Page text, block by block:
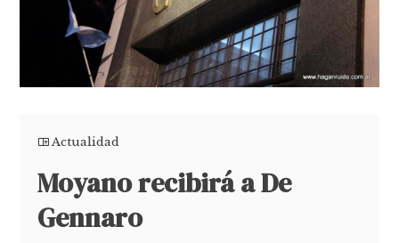
Actualidad
Moyano recibirá a De
Gennaro